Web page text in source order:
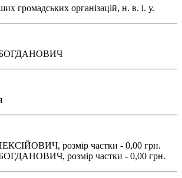
громадських організацій, н. в. і. у.
розмір частки - 0,00 грн.
розмір частки - 0,00 грн.